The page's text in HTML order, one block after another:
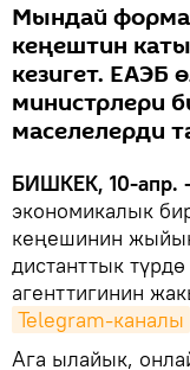
Мындай
кеңештин
кезигет. ЕАЭБ
министрлери
маселелерди
БИШКЕК, 10-апр.
экономикалык
кеңешинин
дистанттык
агенттигинин
Telegram-каналы
Ага ылайык,